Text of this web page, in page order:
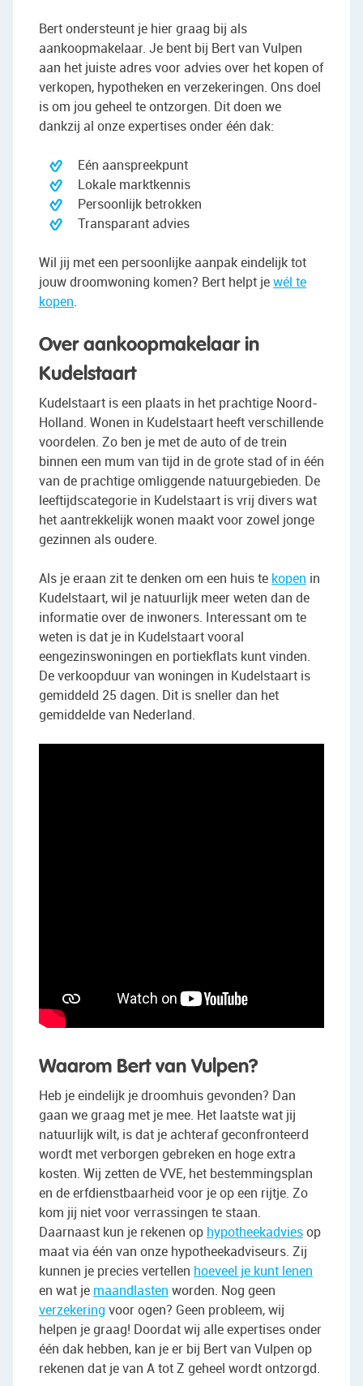
Bert ondersteunt je hier graag bij als
aankoopmakelaar. Je bent bij Bert van Vulpen
aan het juiste adres voor advies over het kopen of
verkopen, hypotheken en verzekeringen. Ons doel
is om jou geheel te ontzorgen. Dit doen we
dankzij al onze expertises onder één dak:
Eén aanspreekpunt
Lokale marktkennis
Persoonlijk betrokken
Transparant advies
Wil jij met een persoonlijke aanpak eindelijk tot
jouw droomwoning komen? Bert helpt jewél te
kopen.
Over aankoopmakelaar in
Kudelstaart
Kudelstaart is een plaats in het prachtige Noord-
Holland. Wonen in Kudelstaart heeft verschillende
voordelen. Zo ben je met de auto of de trein
binnen een mum van tijd in de grote stad of in één
van de prachtige omliggende natuurgebieden. De
leeftijdscategorie in Kudelstaart is vrij divers wat
het aantrekkelijk wonen maakt voor zowel jonge
gezinnen als oudere.
Als je eraan zit te denken om een huis te kopen in
Kudelstaart, wil je natuurlijk meer weten dan de
informatie over de inwoners. Interessant om te
weten is dat je in Kudelstaart vooral
eengezinswoningen en portiekflats kunt vinden.
De verkoopduur van woningen in Kudelstaart is
gemiddeld 25 dagen. Dit is sneller dan het
gemiddelde van Nederland.
Waarom Bert van Vulpen?
Heb je eindelijk je droomhuis gevonden? Dan
gaan we graag met je mee. Het laatste wat jij
natuurlijk wilt, is dat je achteraf geconfronteerd
wordt met verborgen gebreken en hoge extra
kosten. Wij zetten de VVE, het bestemmingsplan
en de erfdienstbaarheid voor je op een rijtje. Zo
kom jij niet voor verrassingen te staan.
Daarnaast kun je rekenen op hypotheekadviesop
maat via één van onze hypotheekadviseurs. Zij
kunnen je precies vertellen hoeveel je kunt lenen
en wat je maandlasten worden. Nog geen
verzekering voor ogen? Geen probleem, wij
helpen je graag! Doordat wij alle expertises onder
één dak hebben, kan je er bij Bert van Vulpen op
rekenen dat je van A tot Z geheel wordt ontzorgd.